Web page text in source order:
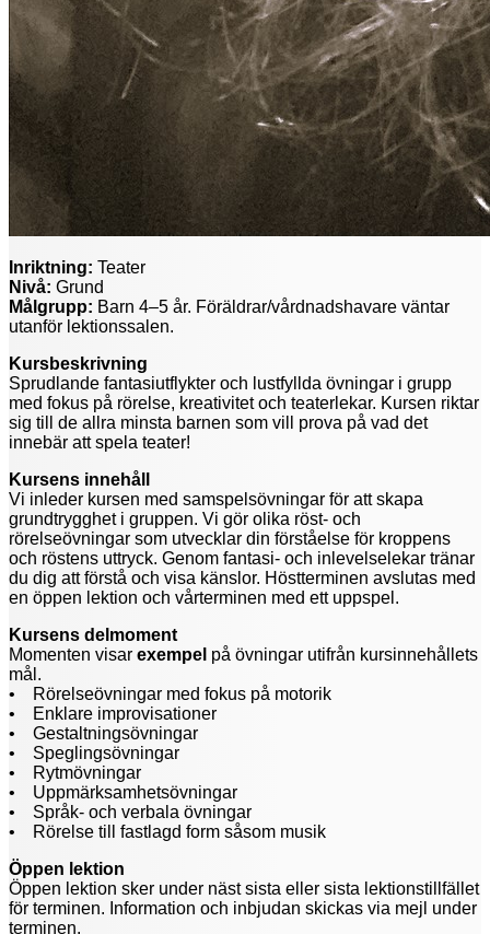
Inriktning: Teater
Nivå: Grund
Målgrupp: Barn 4–5 år. Föräldrar/vårdnadshavare väntar
utanför lektionssalen.
Kursbeskrivning
Sprudlande fantasiutflykter och lustfyllda övningar i grupp
med fokus på rörelse, kreativitet och teaterlekar. Kursen riktar
sig till de allra minsta barnen som vill prova på vad det
innebär att spela teater!
Kursens innehåll
Vi inleder kursen med samspelsövningar för att skapa
grundtrygghet i gruppen. Vi gör olika röst- och
rörelseövningar som utvecklar din förståelse för kroppens
och röstens uttryck. Genom fantasi- och inlevelselekar tränar
du dig att förstå och visa känslor. Höstterminen avslutas med
en öppen lektion och vårterminen med ett uppspel.
Kursens delmoment
Momenten visar exempel på övningar utifrån kursinnehållets
mål.
• Rörelseövningar med fokus på motorik
• Enklare improvisationer
• Gestaltningsövningar
• Speglingsövningar
• Rytmövningar
• Uppmärksamhetsövningar
• Språk- och verbala övningar
• Rörelse till fastlagd form såsom musik
Öppen lektion
Öppen lektion sker under näst sista eller sista lektionstillfället
för terminen. Information och inbjudan skickas via mejl under
terminen.